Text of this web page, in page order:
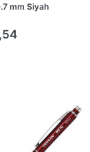
mm Siyah